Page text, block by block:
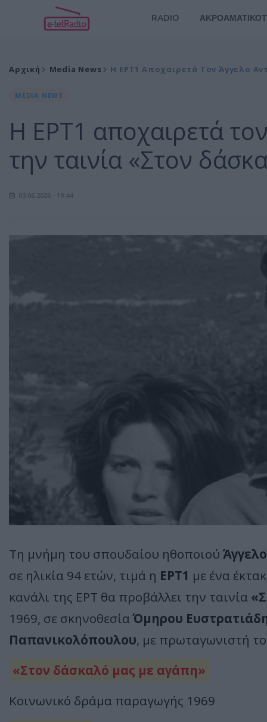
RADIO
Αρχική Media News Η ΕΡΤ1 Αποχαιρετά Τον Άγγελο
MEDIA NEWS
Η ΕΡΤ1 αποχαιρετά
την ταινία «Στον
03.06.2026 - 19:44
Τη μνήμη του σπουδαίου ηθοποιού
σε ηλικία 94 ετών, τιμά η ΕΡΤ1 με ένα
κανάλι της ΕΡΤ θα προβάλλει την ταινία
1969, σε σκηνοθεσίαΌμηρου
Παπανικολόπουλου, με πρωταγωνιστή
«Στον δάσκαλό μας με αγάπη»
Κοινωνικό δράμα παραγωγής 1969